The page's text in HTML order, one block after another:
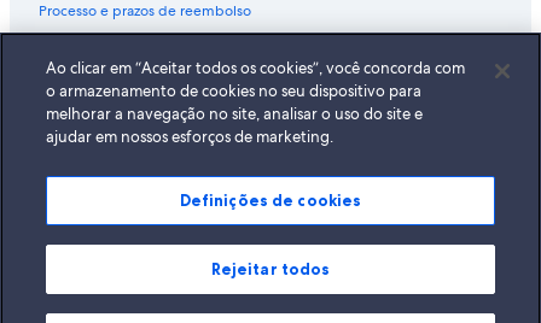
Processo e prazos de reembolso
Documentos para viagens internacionais
A Expedia, Inc. não se responsabiliza pelo conteúdo dos sites externos.
© 2026 Expedia, Inc., uma empresa do Expedia Group. Todos os direitos
reservados Expedia e o logotipo da Expedia são marcas registradas da
Ao clicar em “Aceitar todos os cookies”, você concorda com
o armazenamento de cookies no seu dispositivo para
melhorar a navegação no site, analisar o uso do site e
ajudar em nossos esforços de marketing.
Definições de cookies
Rejeitar todos